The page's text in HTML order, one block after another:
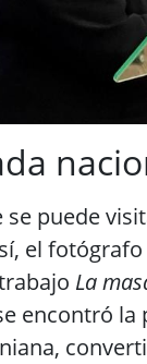
se puede
el
La
encontró